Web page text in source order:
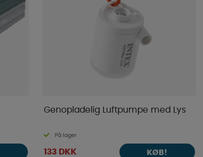
Højeste pris
Publiceringsdato
Genopladelig Luftpumpe med Lys
På lager
133 DKK KØB!